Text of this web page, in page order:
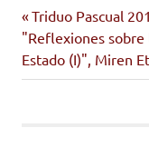
economía
video
de
Entrada
anterior:
Triduo Pascual
Siguiente
entrada:
"Reflexiones sobre
Estado (I)", Miren